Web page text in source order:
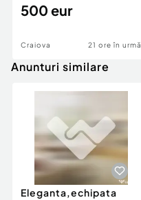
proprie | 60 mp |
500 eur
Craiova 21 ore în urmă
Anunturi similare
Eleganta,echipata